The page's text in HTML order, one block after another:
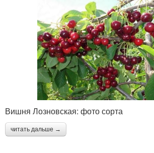
Вишня Лозновская: фото сорта
читать дальше →